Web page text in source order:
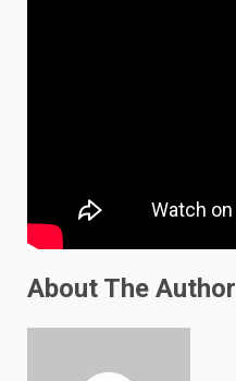
About The Author